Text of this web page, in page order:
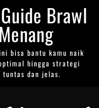
Brawl
bisa bantu kamu naik
hingga strategi
tuntas dan jelas.